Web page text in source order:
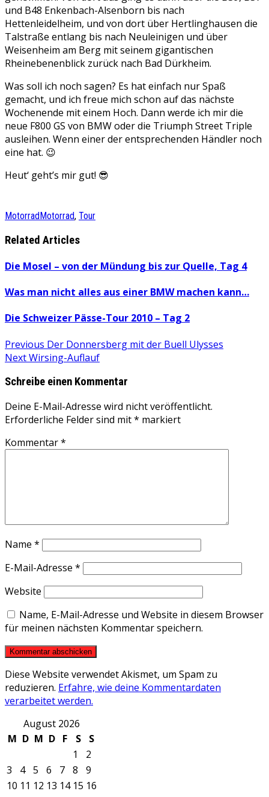
und B48 Enkenbach-Alsenborn bis nach
Hettenleidelheim, und von dort über Hertlinghausen die
Talstraße entlang bis nach Neuleinigen und über
Weisenheim am Berg mit seinem gigantischen
Rheinebenenblick zurück nach Bad Dürkheim.
Was soll ich noch sagen? Es hat einfach nur Spaß
gemacht, und ich freue mich schon auf das nächste
Wochenende mit einem Hoch. Dann werde ich mir die
neue F800 GS von BMW oder die Triumph Street Triple
ausleihen. Wenn einer der entsprechenden Händler noch
eine hat. 😉
Heut‘ geht’s mir gut! 😎
MotorradMotorrad, Tour
Related Articles
Die Mosel – von der Mündung bis zur Quelle, Tag 4
Was man nicht alles aus einer BMW machen kann…
Die Schweizer Pässe-Tour 2010 – Tag 2
Beitragsnavigation
Previous Previous
post:
Der Donnersberg mit der Buell Ulysses
NextNext
Wirsing-Auflauf
Schreibe einen Kommentar
Deine E-Mail-Adresse wird nicht veröffentlicht.
Erforderliche Felder sind mit* markiert
Kommentar*
Name *
E-Mail-Adresse *
Website
Name, E-Mail-Adresse und Website in diesem Browser
für meinen nächsten Kommentar speichern.
Diese Website verwendet Akismet, um Spam zu
reduzieren. Erfahre, wie deine Kommentardaten
verarbeitet werden.
August 2026
M D M D F S
S
1
2
3
4 5 6 7 8
9
10 11 12 13 14 15 16